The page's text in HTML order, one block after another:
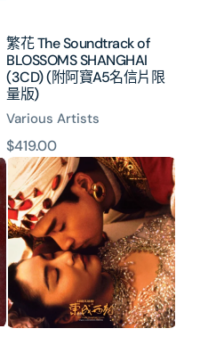
寶
A5
名
片
限
量
版)
繁花 The Soundtrack of
BLOSSOMS SHANGHAI
(3CD) (附阿寶A5名信片限
量版)
Various Artists
原
價
$419.00
The
Eagle
Shooting
Hero
射
鵰
英
雄
傳